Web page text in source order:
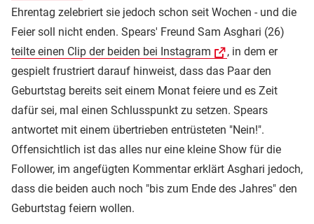
Ehrentag zelebriert sie jedoch schon seit Wochen - und die
Feier soll nicht enden. Spears' Freund Sam Asghari (26)
teilte einen Clip der beiden bei Instagram
, in dem er
gespielt frustriert darauf hinweist, dass das Paar den
Geburtstag bereits seit einem Monat feiere und es Zeit
dafür sei, mal einen Schlusspunkt zu setzen. Spears
antwortet mit einem übertrieben entrüsteten "Nein!".
Offensichtlich ist das alles nur eine kleine Show für die
Follower, im angefügten Kommentar erklärt Asghari jedoch,
dass die beiden auch noch "bis zum Ende des Jahres" den
Geburtstag feiern wollen.